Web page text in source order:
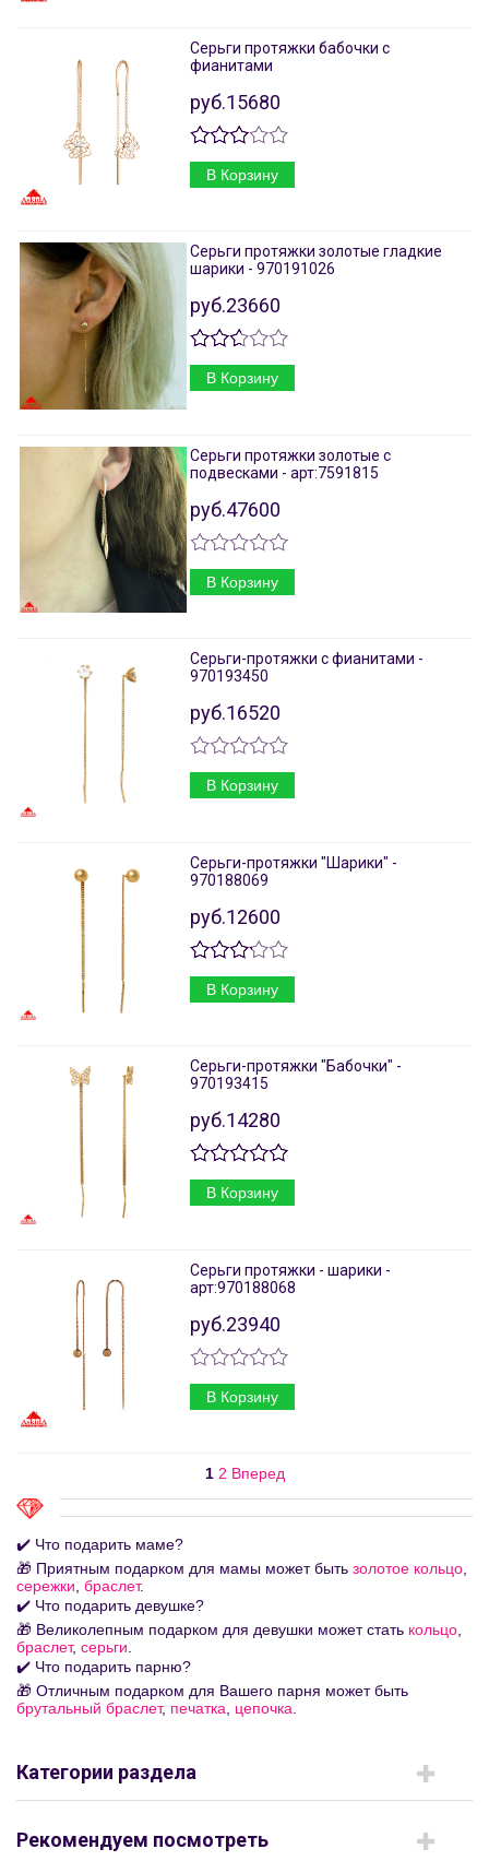
Серьги протяжки бабочки с
фианитами
руб.15680
В Корзину
Серьги протяжки золотые гладкие
шарики - 970191026
руб.23660
В Корзину
Серьги протяжки золотые с
подвесками - арт:7591815
руб.47600
В Корзину
Серьги-протяжки с фианитами -
970193450
руб.16520
В Корзину
Серьги-протяжки "Шарики" -
970188069
руб.12600
В Корзину
Серьги-протяжки "Бабочки" -
970193415
руб.14280
В Корзину
Серьги протяжки - шарики -
арт:970188068
руб.23940
В Корзину
1 2 Вперед
✔️ Что подарить маме?
🎁 Приятным подарком для мамы может быть золотое кольцо,
сережки, браслет.
✔️ Что подарить девушке?
🎁 Великолепным подарком для девушки может стать кольцо,
браслет, серьги.
✔️ Что подарить парню?
🎁 Отличным подарком для Вашего парня может быть
брутальный браслет, печатка, цепочка.
Категории раздела
Рекомендуем посмотреть